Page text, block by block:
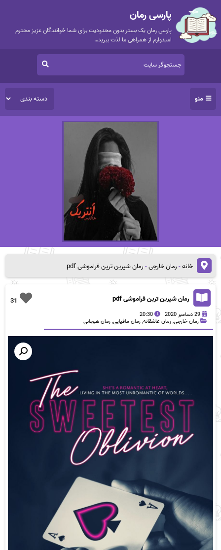
پارسی رمان
پارسی رمان یک بستر بدون محدودیت برای شما خوانندگان عزیز محترم
امیدوارم از همراهی ما لذت ببرید…
منو
خانه-رمان خارجی-رمان شیرین ترین فراموشی pdf
31 رمان شیرین ترین فراموشی pdf
29 دسامبر 2020 20:30
رمان خارجی,رمان عاشقانه,رمان مافیایی,رمان هیجانی